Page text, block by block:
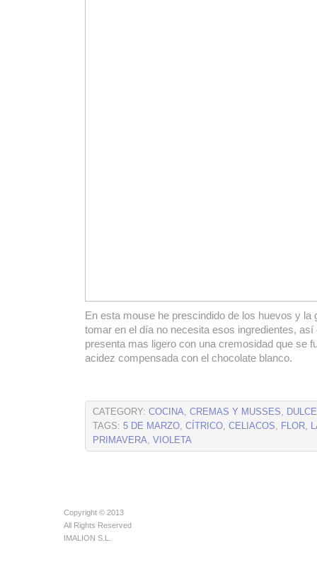
En esta mouse he prescindido de los huevos y la
tomar en el día no necesita esos ingredientes,
presenta mas ligero con una cremosidad que se
acidez compensada con el chocolate blanco.
CATEGORY: COCINA, CREMAS Y MUSSES,
TAGS: 5 DE MARZO, CÍTRICO, CELIACOS, FLOR,
PRIMAVERA, VIOLETA
Copyright © 2013
All Rights Reserved
IMALION S.L.